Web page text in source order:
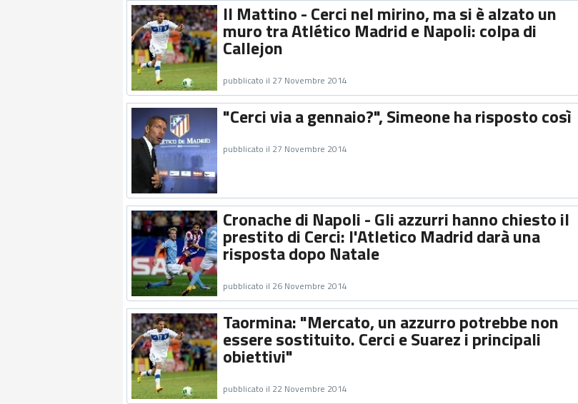
Il Mattino - Cerci nel mirino, ma si è alzato un
muro tra Atlético Madrid e Napoli: colpa di
Callejon
pubblicato il 27 Novembre 2014
"Cerci via a gennaio?", Simeone ha risposto così
pubblicato il 27 Novembre 2014
Cronache di Napoli - Gli azzurri hanno chiesto il
prestito di Cerci: l'Atletico Madrid darà una
risposta dopo Natale
pubblicato il 26 Novembre 2014
Taormina: "Mercato, un azzurro potrebbe non
essere sostituito. Cerci e Suarez i principali
obiettivi"
pubblicato il 22 Novembre 2014